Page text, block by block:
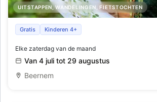
UITSTAPPEN, WANDELINGEN, FIETSTOCHTEN
Magische ontmoetingen
Gratis Kinderen 4+
Elke zaterdag van de maand
Van 4 juli tot 29 augustus
Beernem